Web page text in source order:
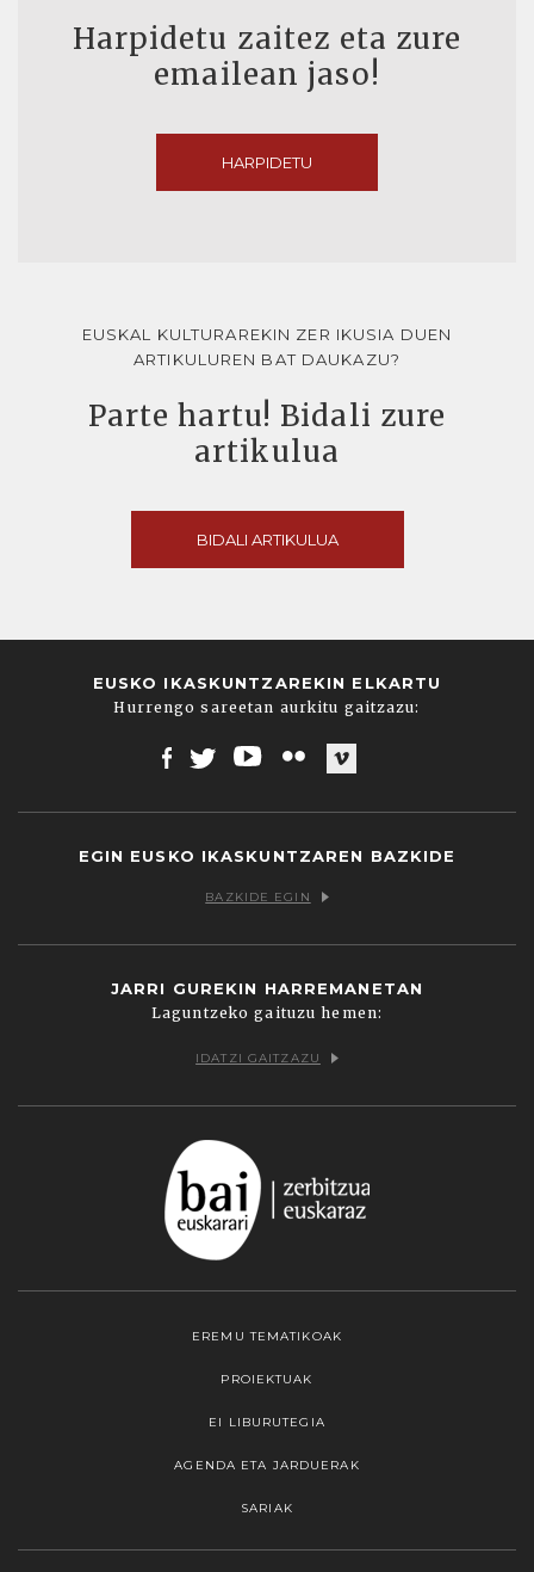
Harpidetu zaitez eta zure
emailean jaso!
HARPIDETU
EUSKAL KULTURAREKIN ZER IKUSIA DUEN
ARTIKULUREN BAT DAUKAZU?
Parte hartu! Bidali zure
artikulua
BIDALI ARTIKULUA
EUSKO IKASKUNTZAREKIN ELKARTU
Hurrengo sareetan aurkitu gaitzazu:
EGIN EUSKO IKASKUNTZAREN BAZKIDE
BAZKIDE EGIN
JARRI GUREKIN HARREMANETAN
Laguntzeko gaituzu hemen:
IDATZI GAITZAZU
EREMU TEMATIKOAK
PROIEKTUAK
EI LIBURUTEGIA
AGENDA ETA JARDUERAK
SARIAK